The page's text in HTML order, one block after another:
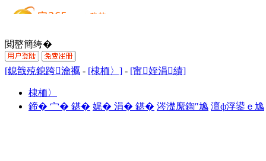
閲嶅簡绔�
[鎴戠殑鎴跨瀹禲 - [棣栭〉] - [甯姪涓績]
棣栭〉
鍗� 宀� 鍖� 娓� 涓� 鍖� 涔濋緳鍧″尯 澶ф浮鍙ｅ尯